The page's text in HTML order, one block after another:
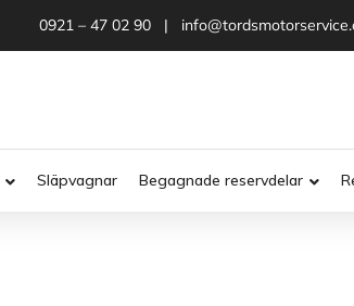
0921 – 47 02 90 |
Släpvagnar Begagnade reservdelar